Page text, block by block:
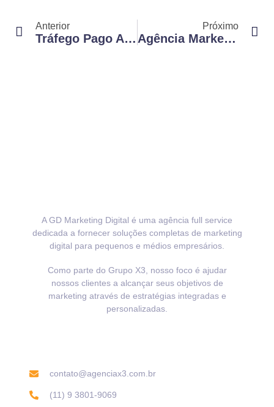
Anterior
Tráfego Pago Agência: Como Aumentar Resultados Em Tempo Recorde
Próximo
Agência Marketing Jurídico: Dicas Para Destacar Seu Escritório
A GD Marketing Digital é uma agência full service
dedicada a fornecer soluções completas de marketing
digital para pequenos e médios empresários.
Como parte do Grupo X3, nosso foco é ajudar
nossos clientes a alcançar seus objetivos de
marketing através de estratégias integradas e
personalizadas.
contato@agenciax3.com.br
(11) 9 3801-9069